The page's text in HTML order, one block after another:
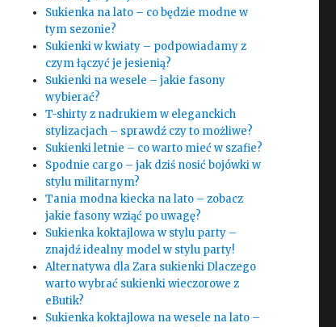
Sukienka na lato – co będzie modne w
tym sezonie?
Sukienki w kwiaty – podpowiadamy z
czym łączyć je jesienią?
Sukienki na wesele – jakie fasony
wybierać?
T-shirty z nadrukiem w eleganckich
stylizacjach – sprawdź czy to możliwe?
Sukienki letnie – co warto mieć w szafie?
Spodnie cargo – jak dziś nosić bojówki w
stylu militarnym?
Tania modna kiecka na lato – zobacz
jakie fasony wziąć po uwagę?
Sukienka koktajlowa w stylu party –
znajdź idealny model w stylu party!
Alternatywa dla Zara sukienki Dlaczego
warto wybrać sukienki wieczorowe z
eButik?
Sukienka koktajlowa na wesele na lato –